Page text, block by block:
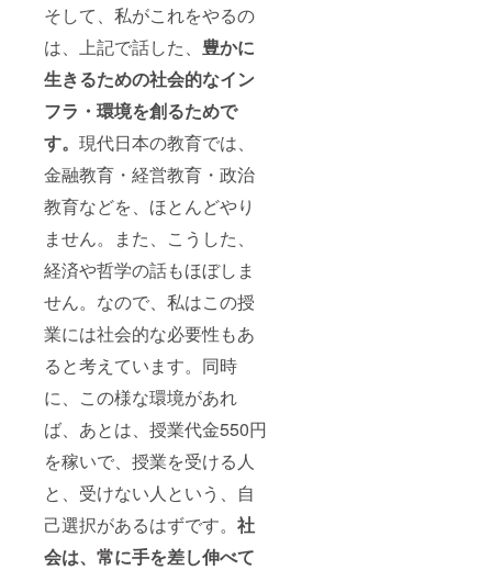
そして、私がこれをやるの
は、上記で話した、 豊かに
生きるための社会的なイン
フラ・環境を創るためで
す。 現代日本の教育では、
金融教育・経営教育・政治
教育などを、ほとんどやり
ません。また、こうした、
経済や哲学の話もほぼしま
せん。なので、私はこの授
業には社会的な必要性もあ
ると考えています。同時
に、この様な環境があれ
ば、あとは、授業代金550円
を稼いで、授業を受ける人
と、受けない人という、自
己選択があるはずです。 社
会は、常に手を差し伸べて